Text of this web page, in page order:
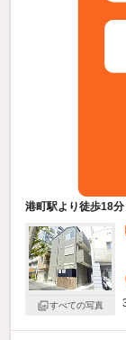
港町駅より徒歩18
すべての写真